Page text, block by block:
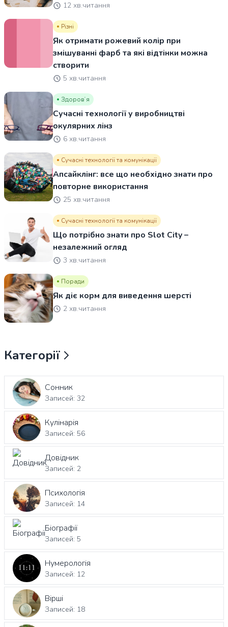
12 хв.читання
Різні
Як отримати рожевий колір при
змішуванні фарб та які відтінки можна
створити
5 хв.читання
Здоровʼя
Сучасні технології у виробництві
окулярних лінз
6 хв.читання
Сучасні технології та комунікації
Апсайклінг: все що необхідно знати про
повторне використання
25 хв.читання
Сучасні технології та комунікації
Що потрібно знати про Slot City –
незалежний огляд
3 хв.читання
Поради
Як діє корм для виведення шерсті
2 хв.читання
Категорії
Сонник
Записей: 32
Кулінарія
Записей: 56
Довідник
Записей: 2
Психологія
Записей: 14
Біографії
Записей: 5
Нумерологія
Записей: 12
Вірші
Записей: 18